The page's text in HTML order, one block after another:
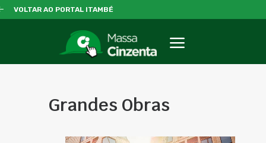
VOLTAR AO PORTAL ITAMBÉ
Grandes Obras